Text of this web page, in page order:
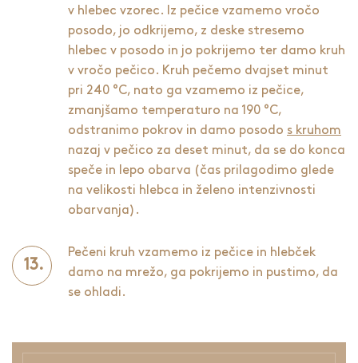
v hlebec vzorec. Iz pečice vzamemo vročo
posodo, jo odkrijemo, z deske stresemo
hlebec v posodo in jo pokrijemo ter damo kruh
v vročo pečico. Kruh pečemo dvajset minut
pri 240 °C, nato ga vzamemo iz pečice,
zmanjšamo temperaturo na 190 °C,
odstranimo pokrov in damo posodo s kruhom
nazaj v pečico za deset minut, da se do konca
speče in lepo obarva (čas prilagodimo glede
na velikosti hlebca in želeno intenzivnosti
obarvanja).
Pečeni kruh vzamemo iz pečice in hlebček
damo na mrežo, ga pokrijemo in pustimo, da
se ohladi.